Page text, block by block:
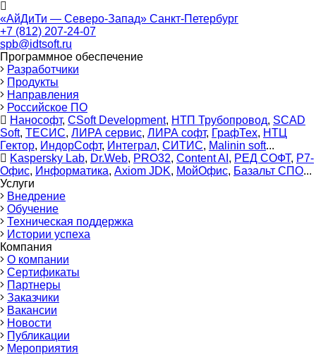
«АйДиТи — Северо-Запад» Санкт-Петербург
+7 (812) 207-24-07
spb@idtsoft.ru
Программное обеспечение
Разработчики
Продукты
Направления
Российское ПО
Нанософт, CSoft Development, НТП Трубопровод, SCAD
Soft, ТЕСИС, ЛИРА сервис, ЛИРА софт, ГрафТех, НТЦ
Гектор, ИндорСофт, Интеграл, СИТИС, Malinin soft...
Kaspersky Lab, Dr.Web, PRO32, Content AI , РЕД СОФТ, Р7-
Офис, Информатика, Axiom JDK, МойОфис, Базальт СПО...
Услуги
Внедрение
Обучение
Техническая поддержка
Истории успеха
Компания
О компании
Сертификаты
Партнеры
Заказчики
Вакансии
Новости
Публикации
Мероприятия